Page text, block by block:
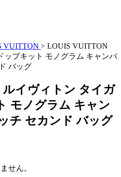
VUITTON > LOUIS VUITTON
ップキット モノグラム キャンバ
バッグ
イヴィトン タイガ
モノグラム キャン
チ セカンド バッグ
せん。